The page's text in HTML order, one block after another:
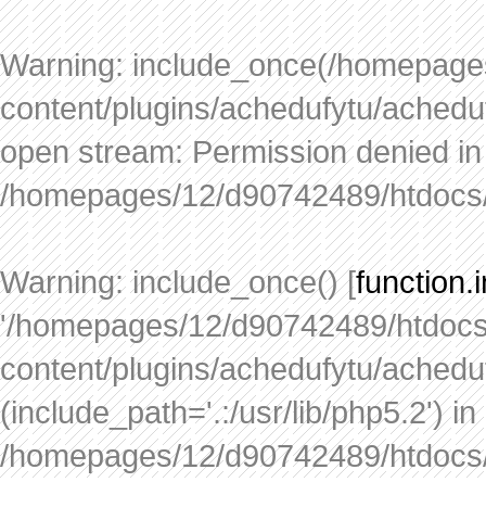
Warning: include_once(/
content/plugins/achedufytu/
open stream: Permission denied in
/homepages/12/d90742489/
Warning: include_once() [
'/homepages/12/d90742489/
content/plugins/achedufytu/
(include_path='.:/usr/lib/php5.2') in
/homepages/12/d90742489/